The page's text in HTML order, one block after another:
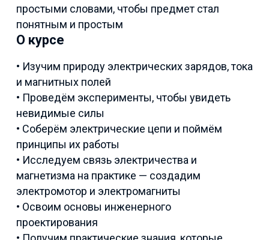
простыми словами, чтобы предмет стал
понятным и простым
О курсе
• Изучим природу электрических зарядов, тока
и магнитных полей
• Проведём эксперименты, чтобы увидеть
невидимые силы
• Соберём электрические цепи и поймём
принципы их работы
• Исследуем связь электричества и
магнетизма на практике — создадим
электромотор и электромагниты
• Освоим основы инженерного
проектирования